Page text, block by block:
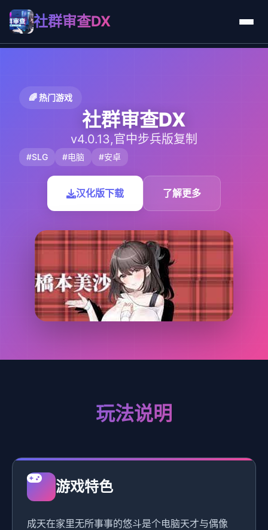
社群审查DX
🌈 热门游戏
社群审查DX
v4.0.13,官中步兵版复制
#SLG #电脑 #安卓
汉化版下载 了解更多
玩法说明
游戏特色
成天在家里无所事事的悠斗是个电脑天才与偶像